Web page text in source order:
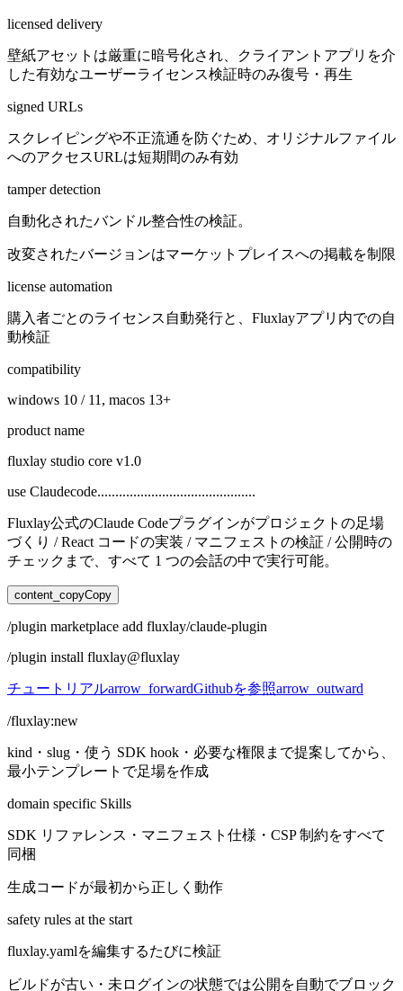
licensed delivery
壁紙アセットは厳重に暗号化され、クライアントアプリを介
した有効なユーザーライセンス検証時のみ復号・再生
signed URLs
スクレイピングや不正流通を防ぐため、オリジナルファイル
へのアクセスURLは短期間のみ有効
tamper detection
自動化されたバンドル整合性の検証。
改変されたバージョンはマーケットプレイスへの掲載を制限
license automation
購入者ごとのライセンス自動発行と、Fluxlayアプリ内での自
動検証
compatibility
windows 10 / 11, macos 13+
product name
fluxlay studio core v1.0
use Claudecode............................................
Fluxlay公式のClaude Codeプラグインがプロジェクトの足場
づくり / React コードの実装 / マニフェストの検証 / 公開時の
チェックまで、すべて 1 つの会話の中で実行可能。
content_copyCopy
/plugin marketplace add fluxlay/claude-plugin
/plugin install fluxlay@fluxlay
チュートリアルarrow_forwardGithubを参照arrow_outward
/fluxlay:new
kind・slug・使う SDK hook・必要な権限まで提案してから、
最小テンプレートで足場を作成
domain specific Skills
SDK リファレンス・マニフェスト仕様・CSP 制約をすべて
同梱
生成コードが最初から正しく動作
safety rules at the start
fluxlay.yamlを編集するたびに検証
ビルドが古い・未ログインの状態では公開を自動でブロック